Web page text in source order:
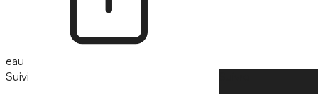
eau
Suivi